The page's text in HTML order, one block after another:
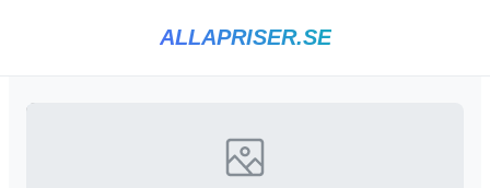
ALLAPRISER.SE